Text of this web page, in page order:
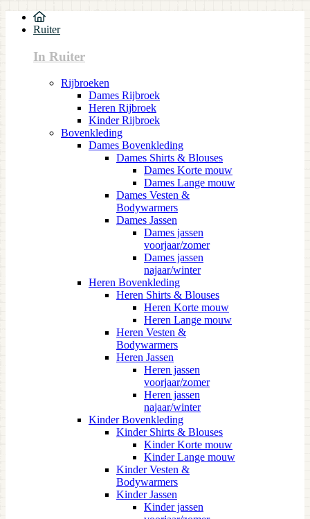
Ruiter
In Ruiter
Rijbroeken
Dames Rijbroek
Heren Rijbroek
Kinder Rijbroek
Bovenkleding
Dames Bovenkleding
Dames Shirts & Blouses
Dames Korte mouw
Dames Lange mouw
Dames Vesten &
Bodywarmers
Dames Jassen
Dames jassen
voorjaar/zomer
Dames jassen
najaar/winter
Heren Bovenkleding
Heren Shirts & Blouses
Heren Korte mouw
Heren Lange mouw
Heren Vesten &
Bodywarmers
Heren Jassen
Heren jassen
voorjaar/zomer
Heren jassen
najaar/winter
Kinder Bovenkleding
Kinder Shirts & Blouses
Kinder Korte mouw
Kinder Lange mouw
Kinder Vesten &
Bodywarmers
Kinder Jassen
Kinder jassen